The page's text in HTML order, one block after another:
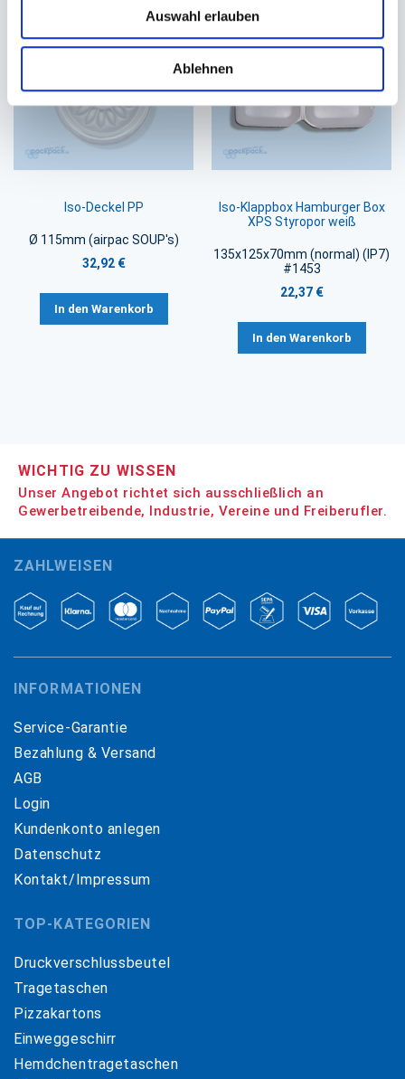
Auswahl erlauben
Ablehnen
Iso-Deckel PP
Ø 115mm (airpac SOUP's)
32,92 €
In den Warenkorb
Iso-Klappbox Hamburger Box
XPS Styropor weiß
135x125x70mm (normal) (IP7)
#1453
22,37 €
In den Warenkorb
WICHTIG ZU WISSEN
Unser Angebot richtet sich ausschließlich an
Gewerbetreibende, Industrie, Vereine und Freiberufler.
ZAHLWEISEN
INFORMATIONEN
Service-Garantie
Bezahlung & Versand
AGB
Login
Kundenkonto anlegen
Datenschutz
Kontakt/Impressum
TOP-KATEGORIEN
Druckverschlussbeutel
Tragetaschen
Pizzakartons
Einweggeschirr
Hemdchentragetaschen